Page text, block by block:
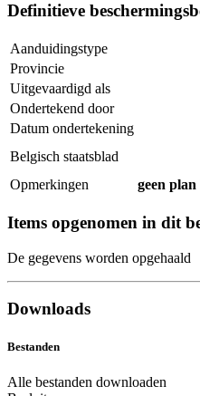
Definitieve
Aanduidingstype
Provincie
Uitgevaardigd als
Ondertekend door
Datum ondertekening
Belgisch staatsblad
Opmerkingen
geen
Items opgenomen in dit
De gegevens worden opgehaald
Downloads
Bestanden
Alle bestanden downloaden